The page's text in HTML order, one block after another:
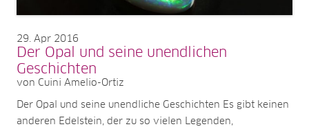
29 Apr 2016
Der Opal und seine unendlichen
Geschichten
von Cuini Amelio-Ortiz
Der Opal und seine unendliche Geschichten Es gibt keinen
anderen Edelstein, der zu so vielen Legenden,